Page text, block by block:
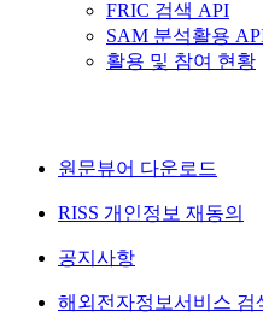
FRIC 검색 API
SAM 분석활용
활용 및 참여 현황
원문뷰어 다운로드
RISS 개인정보 재동의
공지사항
해외전자정보서비스 검